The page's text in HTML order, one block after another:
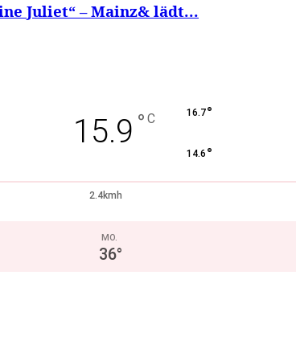
Juliet“ – Mainz& lädt...
15.9 ° C 16.7°
14.6 °
2.4kmh
MO.
36°